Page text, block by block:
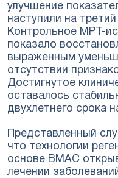
улучшение
наступили на
Контрольное МРТ-
показало
выраженным
отсутствии
Достигнутое
оставалось
двухлетнего срока
Представленный
что технологии
основе BMAC
лечении